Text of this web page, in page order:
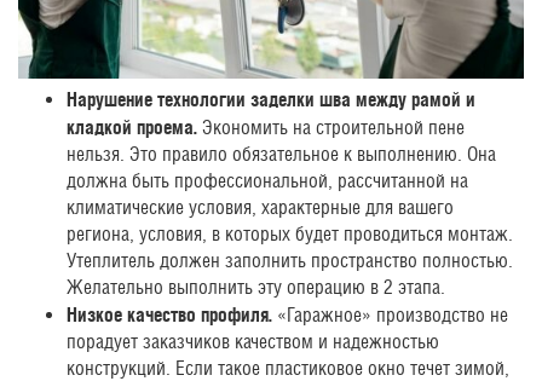
Нарушение технологии заделки шва между рамой и
кладкой проема. Экономить на строительной пене
нельзя. Это правило обязательное к выполнению. Она
должна быть профессиональной, рассчитанной на
климатические условия, характерные для вашего
региона, условия, в которых будет проводиться монтаж.
Утеплитель должен заполнить пространство полностью.
Желательно выполнить эту операцию в 2 этапа.
Низкое качество профиля. «Гаражное» производство не
порадует заказчиков качеством и надежностью
конструкций. Если такое пластиковое окно течет зимой,